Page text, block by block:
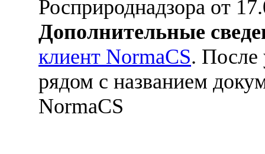
Росприроднадзора от
Дополнительные
клиент NormaCS. После
рядом с названием
NormaCS